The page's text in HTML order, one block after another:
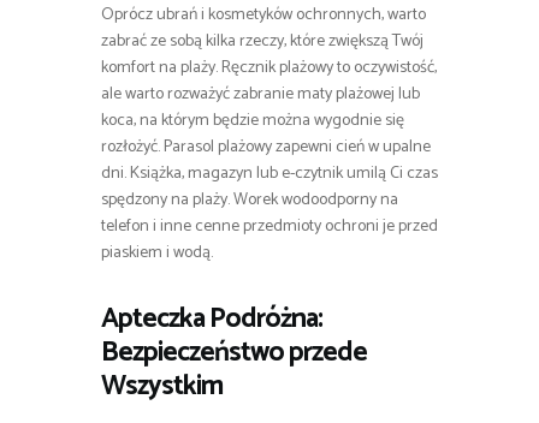
Oprócz ubrań i kosmetyków ochronnych, warto
zabrać ze sobą kilka rzeczy, które zwiększą Twój
komfort na plaży. Ręcznik plażowy to oczywistość,
ale warto rozważyć zabranie maty plażowej lub
koca, na którym będzie można wygodnie się
rozłożyć. Parasol plażowy zapewni cień w upalne
dni. Książka, magazyn lub e-czytnik umilą Ci czas
spędzony na plaży. Worek wodoodporny na
telefon i inne cenne przedmioty ochroni je przed
piaskiem i wodą.
Apteczka Podróżna:
Bezpieczeństwo przede
Wszystkim